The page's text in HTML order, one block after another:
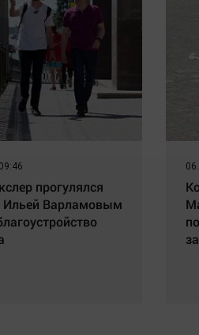
прогулялся
Ильей Варламовым